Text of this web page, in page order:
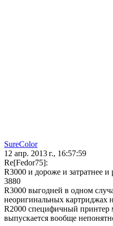
SureColor
12 апр. 2013 г., 16:57:59
Re[Fedor75]:
R3000 и дороже и затратнее и
3880
R3000 выгодней в одном
неоригинальных картриджах
R2000 специфичный принтер
выпускается вообще